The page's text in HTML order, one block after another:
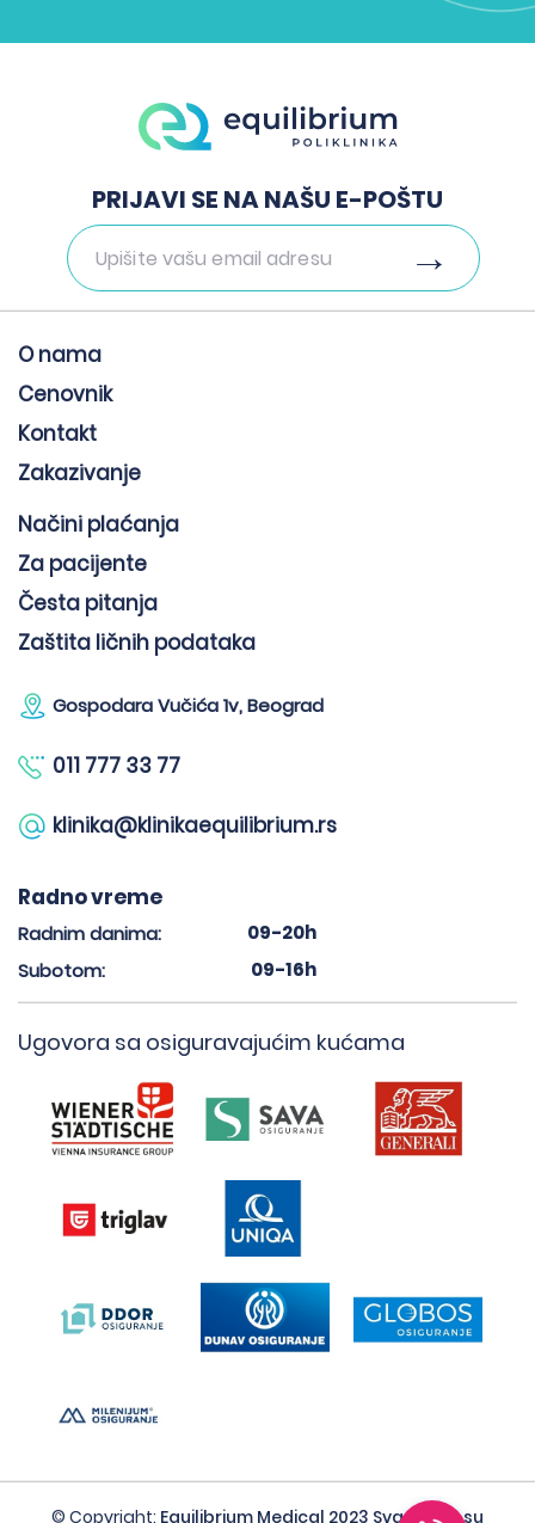
PRIJAVI SE NA NAŠU E-POŠTU
O nama
Cenovnik
Kontakt
Zakazivanje
Načini plaćanja
Za pacijente
Česta pitanja
Zaštita ličnih podataka
Gospodara Vučića 1v, Beograd
011 777 33 77
klinika@klinikaequilibrium.rs
Radno vreme
Radnim danima:
09-20h
Subotom:
09-16h
Ugovora sa osiguravajućim kućama
© Copyright: Equilibrium Medical 2023 Sva prava su